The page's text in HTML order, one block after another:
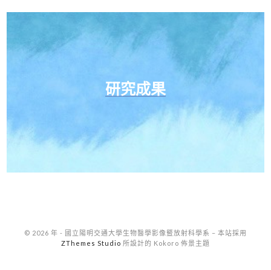
研究成果
© 2026 年 - 國立陽明交通大學生物醫學影像暨放射科學系 – 本站採用
ZThemes Studio 所設計的 Kokoro 佈景主題